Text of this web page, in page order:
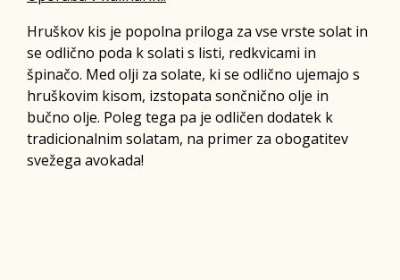
Hruškov kis je popolna priloga za vse vrste solat in
se odlično poda k solati s listi, redkvicami in
špinačo. Med olji za solate, ki se odlično ujemajo s
hruškovim kisom, izstopata sončnično olje in
bučno olje. Poleg tega pa je odličen dodatek k
tradicionalnim solatam, na primer za obogatitev
svežega avokada!